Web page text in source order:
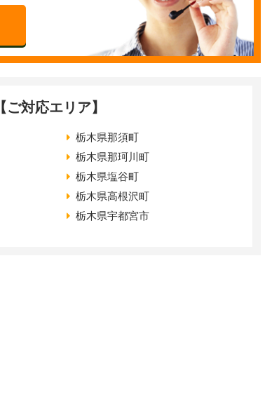
【ご対応エリア】
栃木県那須町
栃木県那珂川町
栃木県塩谷町
栃木県高根沢町
栃木県宇都宮市